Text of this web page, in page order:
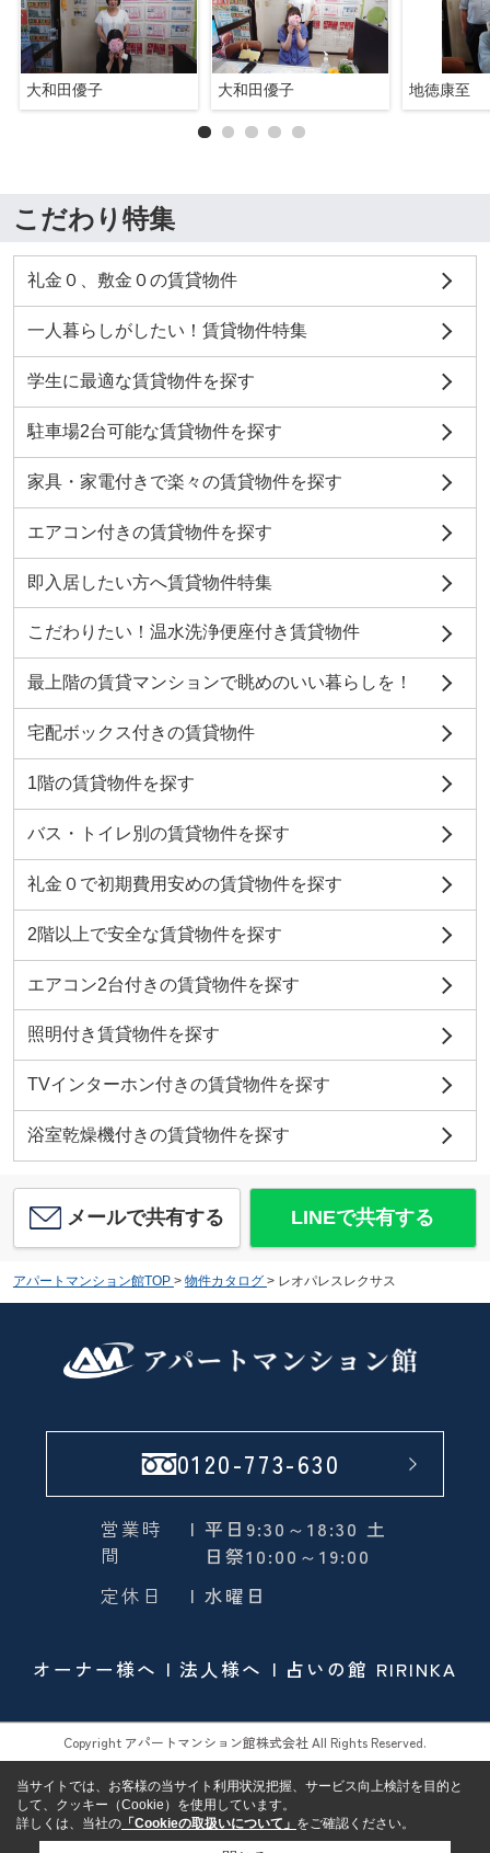
大和田優子 大和田優子 地徳康至
こだわり特集
礼金０、敷金０の賃貸物件
一人暮らしがしたい！賃貸物件特集
学生に最適な賃貸物件を探す
駐車場2台可能な賃貸物件を探す
家具・家電付きで楽々の賃貸物件を探す
エアコン付きの賃貸物件を探す
即入居したい方へ賃貸物件特集
こだわりたい！温水洗浄便座付き賃貸物件
最上階の賃貸マンションで眺めのいい暮らしを！
宅配ボックス付きの賃貸物件
1階の賃貸物件を探す
バス・トイレ別の賃貸物件を探す
礼金０で初期費用安めの賃貸物件を探す
2階以上で安全な賃貸物件を探す
エアコン2台付きの賃貸物件を探す
照明付き賃貸物件を探す
TVインターホン付きの賃貸物件を探す
浴室乾燥機付きの賃貸物件を探す
メールで共有する LINEで共有する
アパートマンション館TOP > 物件カタログ > レオパレスレクサス
0120-773-630
営業時
間
| 平日9:30～18:30 土
日祭10:00～19:00
定休日
| 水曜日
オーナー様へ 法人様へ 占いの館 RIRINKA
Copyright アパートマンション館株式会社 All Rights Reserved.
当サイトでは、お客様の当サイト利用状況把握、サービス向上検討を目的と
して、クッキー（Cookie）を使用しています。
詳しくは、当社の 「Cookieの取扱いについて」 をご確認ください。